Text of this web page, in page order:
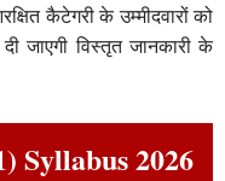
कैटेगरी के उम्मीदवारों को
जाएगी विस्तृत जानकारी के
Syllabus 2026